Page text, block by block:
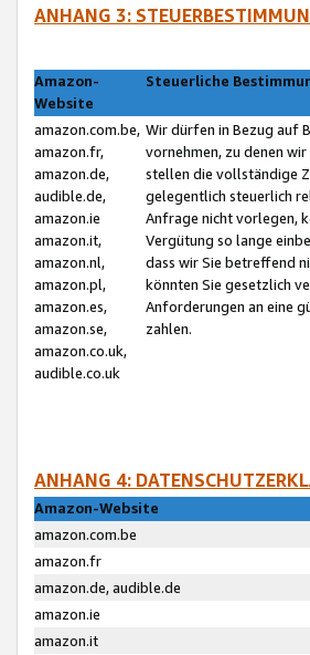
ANHANG 3:
Amazon-
Website
Steuerliche
amazon.com.be,
amazon.fr,
amazon.de,
audible.de,
amazon.ie
amazon.it,
amazon.nl,
amazon.pl,
amazon.es,
amazon.se,
amazon.co.uk,
audible.co.uk
Wir dürfen in Bezug auf
vornehmen, zu denen
stellen die vollständige
gelegentlich steuerlich
Anfrage nicht vorlegen,
Vergütung so lange
dass wir Sie betreffend
könnten Sie gesetzlich
Anforderungen an eine
zahlen.
ANHANG 4:
Amazon-Website
amazon.com.be
amazon.fr
amazon.de, audible.de
amazon.ie
amazon.it